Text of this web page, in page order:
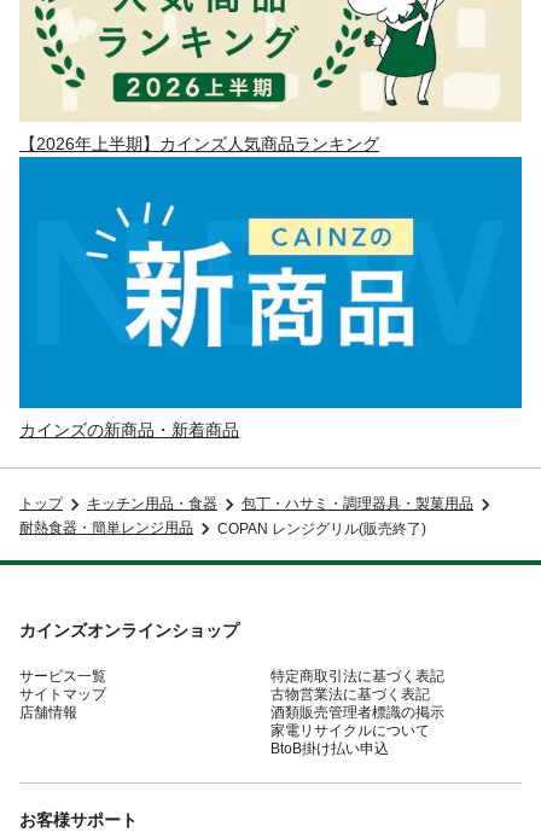
【2026年上半期】カインズ人気商品ランキング
カインズの新商品・新着商品
トップ キッチン用品・食器
包丁・ハサミ・調理器具・製菓用品
耐熱食器・簡単レンジ用品
COPAN レンジグリル(販売終了)
カインズオンラインショップ
サービス一覧
サイトマップ
店舗情報
特定商取引法に基づく表記
古物営業法に基づく表記
酒類販売管理者標識の掲示
家電リサイクルについて
BtoB掛け払い申込
お客様サポート